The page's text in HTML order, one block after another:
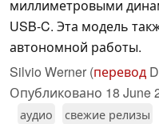
миллиметровыми
USB-C. Эта модель
автономной работы.
Silvio Werner (перевод
Опубликовано 18 June
аудио свежие релизы